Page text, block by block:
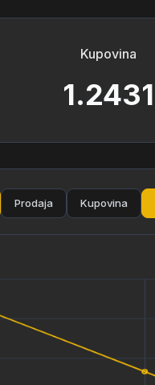
Kupovina
1.2431
Prodaja Kupovina